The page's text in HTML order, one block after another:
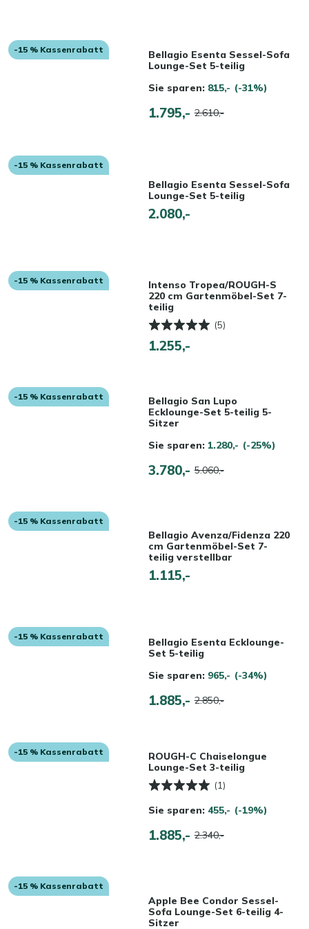
-15 % Kassenrabatt
Bellagio Esenta Sessel-Sofa
Lounge-Set 5-teilig
Sie sparen: 815,- (-31%)
1.795,- 2.610,-
-15 % Kassenrabatt
Bellagio Esenta Sessel-Sofa
Lounge-Set 5-teilig
2.080,-
-15 % Kassenrabatt
Intenso Tropea/ROUGH-S
220 cm Gartenmöbel-Set 7-
teilig
(5)
1.255,-
-15 % Kassenrabatt
Bellagio San Lupo
Ecklounge-Set 5-teilig 5-
Sitzer
Sie sparen: 1.280,- (-25%)
3.780,- 5.060,-
-15 % Kassenrabatt
Bellagio Avenza/Fidenza 220
cm Gartenmöbel-Set 7-
teilig verstellbar
1.115,-
-15 % Kassenrabatt
Bellagio Esenta Ecklounge-
Set 5-teilig
Sie sparen: 965,- (-34%)
1.885,- 2.850,-
-15 % Kassenrabatt
ROUGH-C Chaiselongue
Lounge-Set 3-teilig
(1)
Sie sparen: 455,- (-19%)
1.885,- 2.340,-
-15 % Kassenrabatt
Apple Bee Condor Sessel-
Sofa Lounge-Set 6-teilig 4-
Sitzer